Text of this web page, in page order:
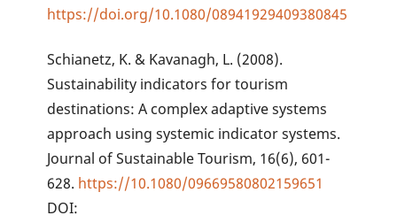
https://doi.org/10.1080/08941929409380845
Schianetz, K. & Kavanagh, L. (2008).
Sustainability indicators for tourism
destinations: A complex adaptive systems
approach using systemic indicator systems.
Journal of Sustainable Tourism, 16(6), 601-
628. https://10.1080/09669580802159651
DOI: